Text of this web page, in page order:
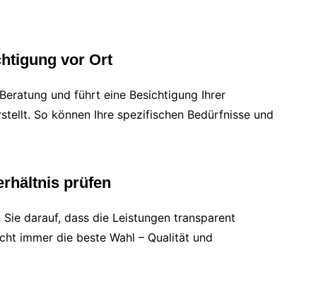
vor Ort
und führt eine Besichtigung Ihrer
So können Ihre spezifischen Bedürfnisse und
prüfen
darauf, dass die Leistungen transparent
immer die beste Wahl – Qualität und